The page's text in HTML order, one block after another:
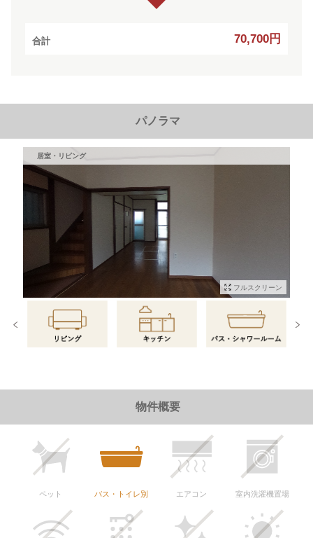
合計 70,700円
パノラマ
物件情報に戻る
居室・リビング
フルスクリーン
物件概要
ペット バス・トイレ別 エアコン 室内洗濯機置場